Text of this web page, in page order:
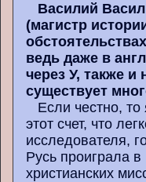
Василий
(магистр
ведь даже в
через У, также и
существует
Если честно, то
этот счет, что
исследователя,
Русь проиграла
христианских